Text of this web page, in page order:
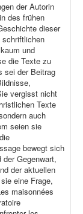
der Autorin
des frühen
dieser
schriftlichen
und
die Texte zu
sei der Beitrag
vergisst nicht
Texte
auch
seien sie
bewegt sich
Gegenwart,
der aktuellen
eine Frage,
maisonnées